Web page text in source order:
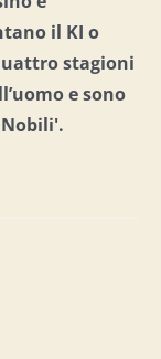
il KI o
stagioni
esono